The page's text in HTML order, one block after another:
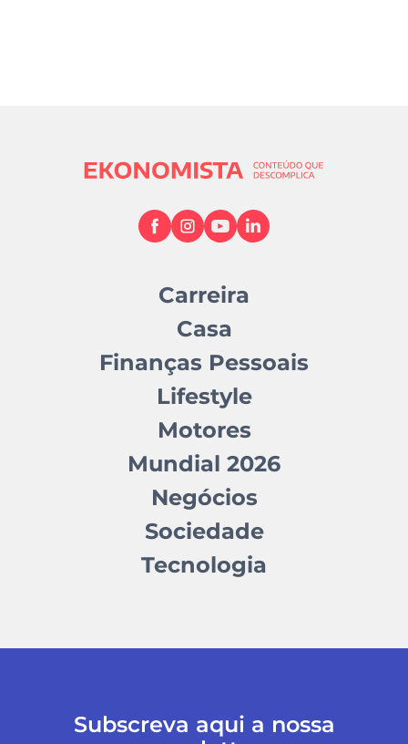
Carreira
Casa
Finanças Pessoais
Lifestyle
Motores
Mundial 2026
Negócios
Sociedade
Tecnologia
Subscreva aqui a nossa